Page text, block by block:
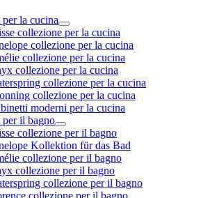
la cucina
collezione per la cucina
collezione per la cucina
collezione per la cucina
collezione per la cucina
collezione per la cucina
collezione per la cucina
moderni per la cucina
il bagno
collezione per il bagno
Kollektion für das Bad
collezione per il bagno
collezione per il bagno
collezione per il bagno
collezione per il bagno